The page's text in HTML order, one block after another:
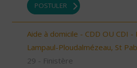
POSTULER
Aide à domicile - CDD OU CDI -
Lampaul-Ploudalmézeau, St
29 - Finistère